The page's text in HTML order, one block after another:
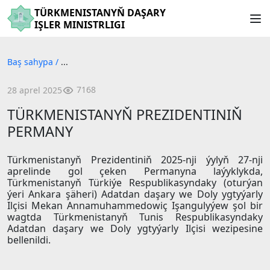
TÜRKMENISTANYŇ DAŞARY
IŞLER MINISTRLIGI
Baş sahypa / ...
28 aprel 2025 7168
TÜRKMENISTANYŇ PREZIDENTINIŇ
PERMANY
Türkmenistanyň Prezidentiniň 2025-nji ýylyň 27-nji
aprelinde gol çeken Permanyna laýyklykda,
Türkmenistanyň Türkiýe Respublikasyndaky (oturýan
ýeri Ankara şäheri) Adatdan daşary we Doly ygtyýarly
Ilçisi Mekan Annamuhammedowiç Işangulyýew şol bir
wagtda Türkmenistanyň Tunis Respublikasyndaky
Adatdan daşary we Doly ygtyýarly Ilçisi wezipesine
bellenildi.